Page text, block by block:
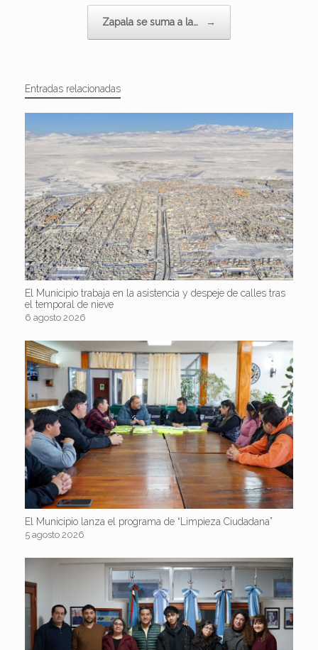
Zapala se suma a la… →
Entradas relacionadas
El Municipio trabaja en la asistencia y despeje de calles tras
el temporal de nieve
6 agosto 2026
El Municipio lanza el programa de “Limpieza Ciudadana”
5 agosto 2026